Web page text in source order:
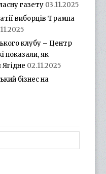
газету 03.11.2025
виборців Трампа
клубу – Центр
показали, як
02.11.2025
бізнес на